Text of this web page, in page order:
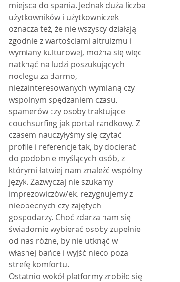
miejsca do spania. Jednak duża liczba
użytkowników i użytkowniczek
oznacza też, że nie wszyscy działają
zgodnie z wartościami altruizmu i
wymiany kulturowej, można się więc
natknąć na ludzi poszukujących
noclegu za darmo,
niezainteresowanych wymianą czy
wspólnym spędzaniem czasu,
spamerów czy osoby traktujące
couchsurfing jak portal randkowy. Z
czasem nauczyłyśmy się czytać
profile i referencje tak, by docierać
do podobnie myślących osób, z
którymi łatwiej nam znaleźć wspólny
język. Zazwyczaj nie szukamy
imprezowiczów/ek, rezygnujemy z
nieobecnych czy zajętych
gospodarzy. Choć zdarza nam się
świadomie wybierać osoby zupełnie
od nas różne, by nie utknąć w
własnej bańce i wyjść nieco poza
strefę komfortu.
Ostatnio wokół platformy zrobiło się